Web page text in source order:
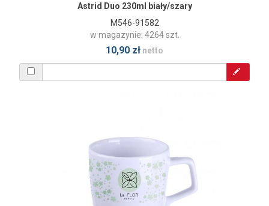
Astrid Duo 230ml biały/szary
M546-91582
w magazynie: 4264 szt.
10,90 zł netto